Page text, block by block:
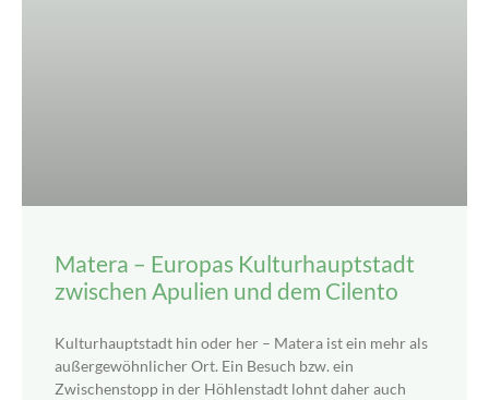
Matera – Europas Kulturhauptstadt
zwischen Apulien und dem Cilento
Kulturhauptstadt hin oder her – Matera ist ein mehr als
außergewöhnlicher Ort. Ein Besuch bzw. ein
Zwischenstopp in der Höhlenstadt lohnt daher auch